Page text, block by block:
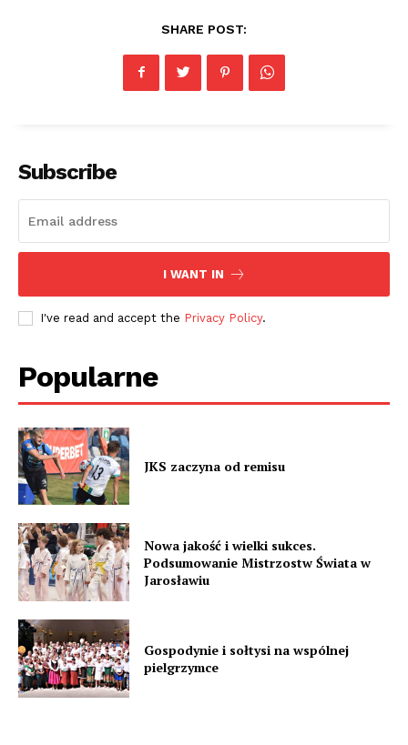
SHARE POST:
Subscribe
I WANT IN
I've read and accept the Privacy Policy.
Popularne
JKS zaczyna od remisu
Nowa jakość i wielki sukces.
Podsumowanie Mistrzostw Świata w
Jarosławiu
Gospodynie i sołtysi na wspólnej
pielgrzymce